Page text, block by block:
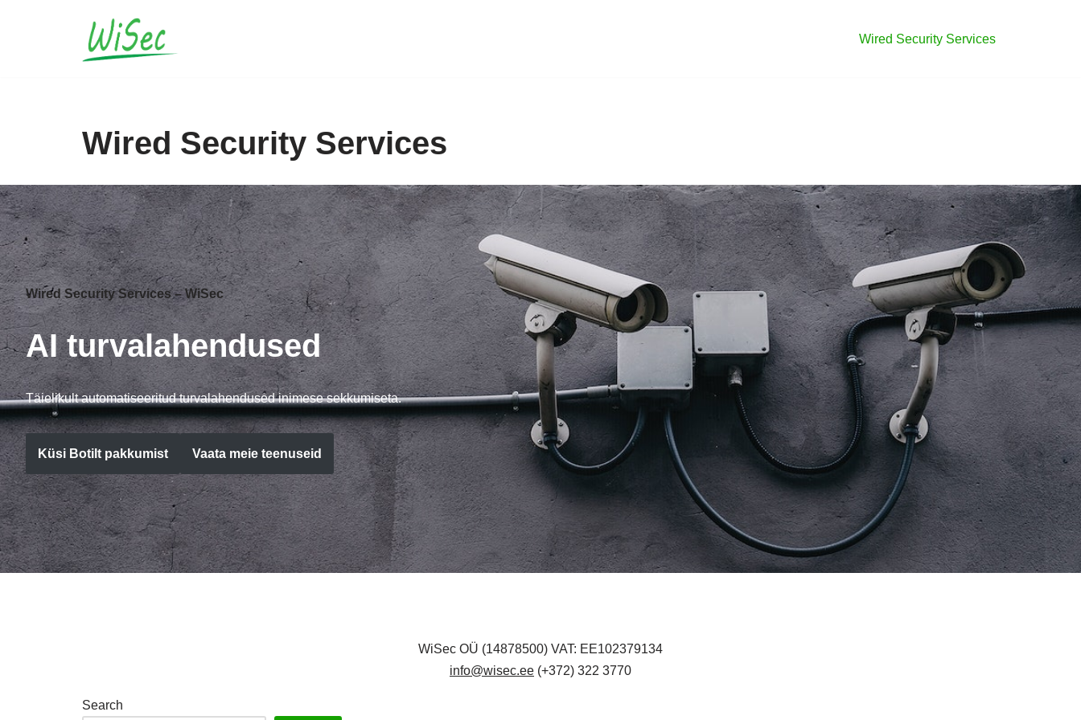
Wired Security Services
Wired Security Services
Wired Security Services – WiSec
AI turvalahendused
Täielikult automatiseeritud turvalahendused inimese sekkumiseta.
Küsi Botilt pakkumist Vaata meie teenuseid
WiSec OÜ (14878500) VAT: EE102379134
info@wisec.ee (+372) 322 3770
Search